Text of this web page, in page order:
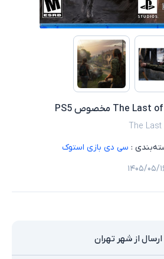
The Last
: سی دی بازی استوک
۰۵/۱۶
ارسال از شهر تهران